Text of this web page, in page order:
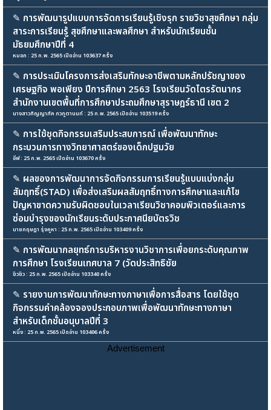
✎ การพัฒนารูปแบบการจัดการเรียนรู้เชิงรุก รายวิชาสุขศึกษา กลุ่ม
สาระการเรียนรู้ สุขศึกษาและพลศึกษา สำหรับนักเรียนชั้น
มัธยมศึกษาปีที่ 4
หมอก : 25 ก.พ. 2565 เปิดอ่าน 103637 ครั้ง
✎ การประเมินโครงการส่งเสริมทักษะอาชีพตามหลักปรัชญาของ
เศรษฐกิจ พอเพียง ปีการศึกษา 2563 โรงเรียนวัดไตรรัตนากร
สำนักงานเขตพื้นที่การศึกษาประถมศึกษาสุราษฎร์ธานี เขต 2
นางสาวกัญญาภัค ภวภูตานนท์ : 25 ก.พ. 2565 เปิดอ่าน 103519 ครั้ง
✎ การใช้ชุดกิจกรรมเสริมประสบการณ์ เพื่อพัฒนาทักษะ
กระบวนการทางวิทยาศาสตร์ของเด็กปฐมวัย
อีฟ : 25 ก.พ. 2565 เปิดอ่าน 103670 ครั้ง
✎ ผลของการพัฒนาการจัดกิจกรรมการเรียนรู้แบบแบ่งกลุ่ม
สัมฤทธิ์(STAD) เพื่อส่งเสริมผลสัมฤทธิ์ทางการศึกษาและแก้ไข
ปัญหาขาดความรับผิดชอบในเวลาเรียนวิชาคอมพิวเตอร์และการ
ซ่อมบำรุงของนักเรียนระดับประกาศนียบัตรวิช
นายกฤษฎา รุ่งคูหา : 25 ก.พ. 2565 เปิดอ่าน 103409 ครั้ง
✎ การพัฒนากลยุทธ์การบริหารงานวิชาการเพื่อยกระดับคุณภาพ
การศึกษา โรงเรียนเทศบาล 7 (วัดประสิทธิชัย
ชิวชิว : 25 ก.พ. 2565 เปิดอ่าน 103340 ครั้ง
✎ รายงานการพัฒนาทักษะทางภาษาเพื่อการสื่อสาร โดยใช้ชุด
กิจกรรมคำคล้องจองประกอบภาพเพื่อพัฒนาทักษะทางภาษา
สำหรับเด็กชั้นอนุบาลปีที่ 3
หนึ่ง : 25 ก.พ. 2565 เปิดอ่าน 103406 ครั้ง
Advertisement